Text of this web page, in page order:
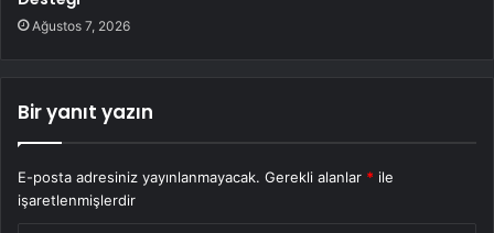
Ağustos 7, 2026
Bir yanıt yazın
E-posta adresiniz yayınlanmayacak. Gerekli alanlar * ile
işaretlenmişlerdir